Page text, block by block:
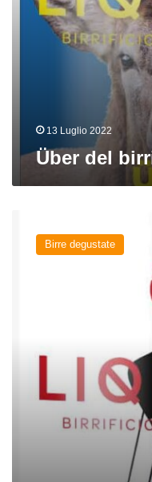
13 Luglio 2022
Über del
Socks
Birre degustate